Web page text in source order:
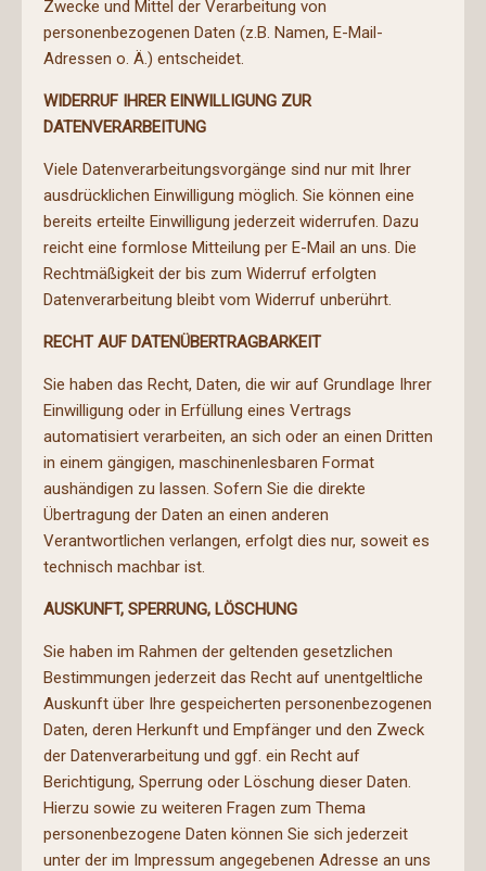
Zwecke und Mittel der Verarbeitung von
personenbezogenen Daten (z.B. Namen, E-Mail-
Adressen o. Ä.) entscheidet.
WIDERRUF IHRER EINWILLIGUNG ZUR
DATENVERARBEITUNG
Viele Datenverarbeitungsvorgänge sind nur mit Ihrer
ausdrücklichen Einwilligung möglich. Sie können eine
bereits erteilte Einwilligung jederzeit widerrufen. Dazu
reicht eine formlose Mitteilung per E-Mail an uns. Die
Rechtmäßigkeit der bis zum Widerruf erfolgten
Datenverarbeitung bleibt vom Widerruf unberührt.
RECHT AUF DATENÜBERTRAGBARKEIT
Sie haben das Recht, Daten, die wir auf Grundlage Ihrer
Einwilligung oder in Erfüllung eines Vertrags
automatisiert verarbeiten, an sich oder an einen Dritten
in einem gängigen, maschinenlesbaren Format
aushändigen zu lassen. Sofern Sie die direkte
Übertragung der Daten an einen anderen
Verantwortlichen verlangen, erfolgt dies nur, soweit es
technisch machbar ist.
AUSKUNFT, SPERRUNG, LÖSCHUNG
Sie haben im Rahmen der geltenden gesetzlichen
Bestimmungen jederzeit das Recht auf unentgeltliche
Auskunft über Ihre gespeicherten personenbezogenen
Daten, deren Herkunft und Empfänger und den Zweck
der Datenverarbeitung und ggf. ein Recht auf
Berichtigung, Sperrung oder Löschung dieser Daten.
Hierzu sowie zu weiteren Fragen zum Thema
personenbezogene Daten können Sie sich jederzeit
unter der im Impressum angegebenen Adresse an uns